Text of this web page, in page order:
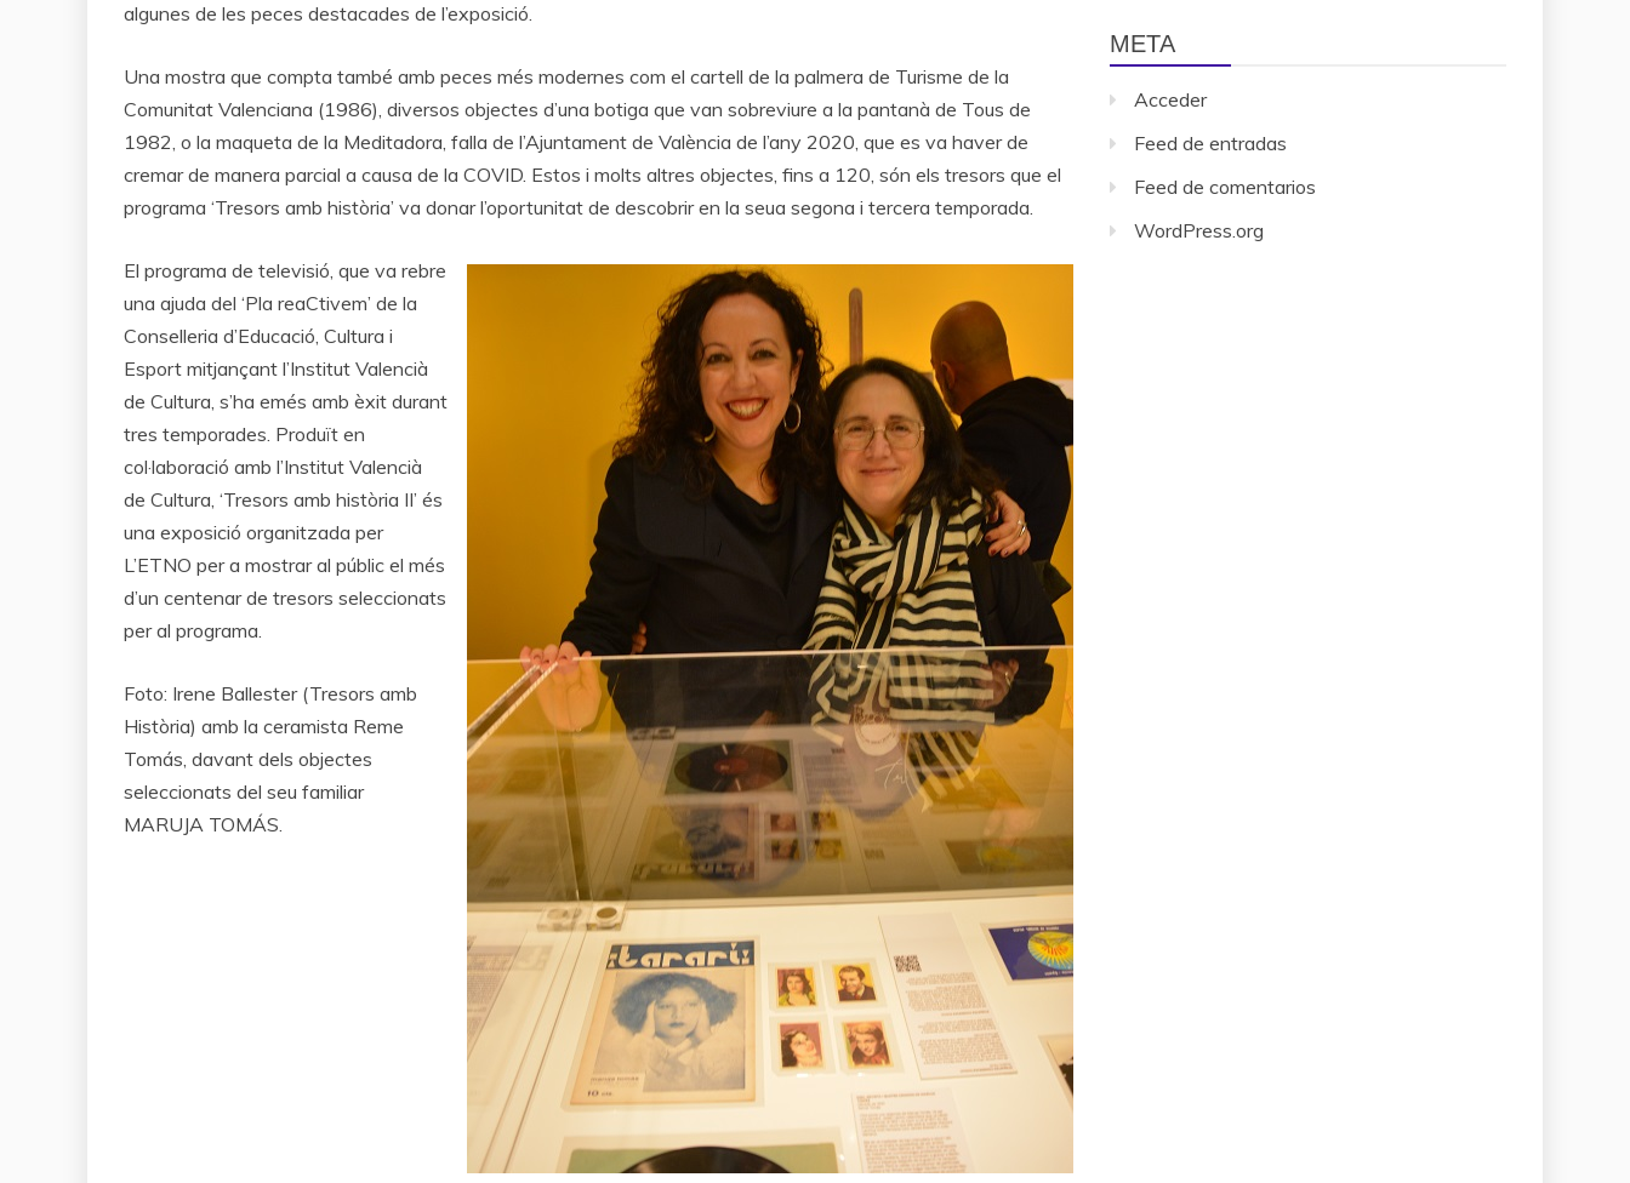
algunes de les peces destacades de l’exposició.
Una mostra que compta també amb peces més modernes com el cartell de la palmera de Turisme de la
Comunitat Valenciana (1986), diversos objectes d’una botiga que van sobreviure a la pantanà de Tous de
1982, o la maqueta de la Meditadora, falla de l’Ajuntament de València de l’any 2020, que es va haver de
cremar de manera parcial a causa de la COVID. Estos i molts altres objectes, fins a 120, són els tresors que el
programa ‘Tresors amb història’ va donar l’oportunitat de descobrir en la seua segona i tercera temporada.
El programa de televisió, que va rebre
una ajuda del ‘Pla reaCtivem’ de la
Conselleria d’Educació, Cultura i
Esport mitjançant l’Institut Valencià
de Cultura, s’ha emés amb èxit durant
tres temporades. Produït en
col·laboració amb l’Institut Valencià
de Cultura, ‘Tresors amb història II’ és
una exposició organitzada per
L’ETNO per a mostrar al públic el més
d’un centenar de tresors seleccionats
per al programa.
Foto: Irene Ballester (Tresors amb
Història) amb la ceramista Reme
Tomás, davant dels objectes
seleccionats del seu familiar
MARUJA TOMÁS.
META
Acceder
Feed de entradas
Feed de comentarios
WordPress.org